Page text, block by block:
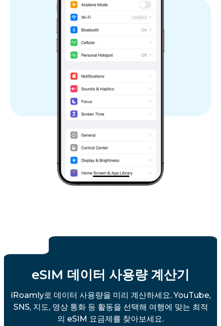
eSIM 데이터 사용량 계산기
iRoamly로 데이터 사용량을 미리 계산하세요. YouTube,
SNS, 지도, 영상 통화 등 활동을 선택해 여행에 맞는 최적
의 eSIM 요금제를 찾아보세요.